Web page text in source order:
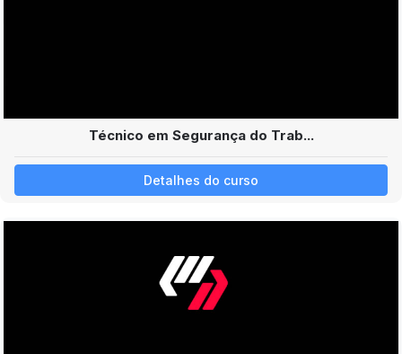
Técnico em Segurança do Trab...
Detalhes do curso